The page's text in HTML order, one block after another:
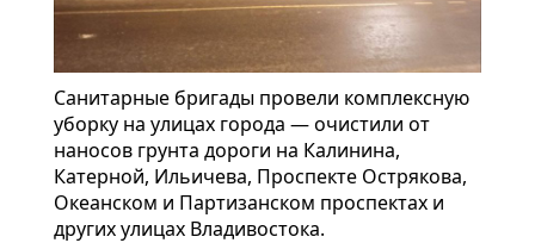
Санитарные бригады провели комплексную
уборку на улицах города — очистили от
наносов грунта дороги на Калинина,
Катерной, Ильичева, Проспекте Острякова,
Океанском и Партизанском проспектах и
других улицах Владивостока.